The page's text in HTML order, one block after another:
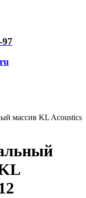
97
массив KL Acoustics